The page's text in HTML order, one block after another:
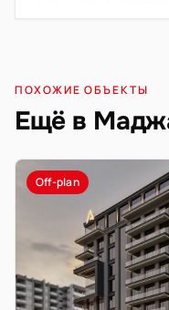
ПОХОЖИЕ ОБЪЕКТЫ
Ещё в
Off-plan